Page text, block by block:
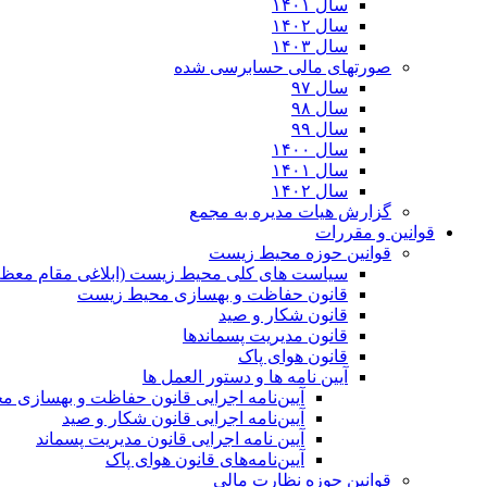
سال ۱۴۰۱
سال ۱۴۰۲
سال ۱۴۰۳
صورتهای مالی حسابرسی شده
سال ۹۷
سال ۹۸
سال ۹۹
سال ۱۴۰۰
سال ۱۴۰۱
سال ۱۴۰۲
گزارش هیات مدیره به مجمع
قوانین و مقررات
قوانین حوزه محیط زیست
ﺳﯿﺎﺳﺖ ﻫﺎی ﮐﻠﯽ ﻣﺤﯿﻂ زﯾﺴﺖ (ابلاغی مقام
قانون حفاظت و بهسازی محیط زیست
قانون شکار و صید
قانون مدیریت پسماندها
قانون هوای پاک
آیین نامه ها و دستور العمل ها
آیین‌نامه اجرایی قانون حفاظت و
آیین‌نامه اجرایی قانون شکار و صید
آیین نامه اجرایی قانون مدیریت پسماند
آیین‌نامه‌های قانون هوای پاک
قوانین حوزه نظارت مالی